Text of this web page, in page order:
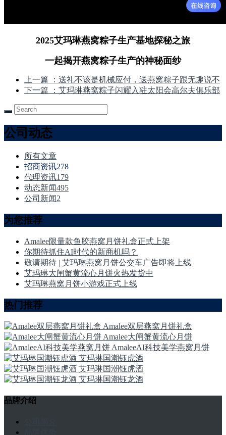
2025艾玛琳燕窝粽子生产基地探秘之旅
一起揭开燕窝粽子生产的神秘面纱
上一篇
：送礼不该是机械应付，送燕窝粽子跟无趣说不
下一篇
：艾玛琳燕窝粽子闪耀入驻太阳会高尔夫俱乐部
公司动态
所有文章
招商资讯278
代理资讯179
动态新闻495
公司新闻2
为您推荐
Amalee限量款鱼胶燕窝月饼礼盒正式上架
你期待抓住AI时代的新商机吗？
敬请期待 | 艾玛琳燕窝月饼公交车广告即将上线
艾玛琳大闸蟹黄流心月饼火热发货中
艾玛琳燕窝月饼小游戏正式上线
热门推荐
Amalee双层燕窝月饼礼盒
Amalee大闸蟹黄流心月饼
AmaleeAI科技美学燕窝月饼
艾玛琳国潮钰虎酒
艾玛琳国潮钰虎酒
艾玛琳国潮钰龙酒
品牌介绍